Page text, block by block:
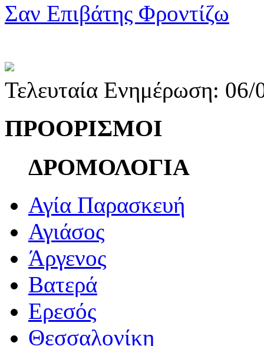
Σαν Επιβάτης Φροντίζω
Τελευταία Ενημέρωση:
ΠΡΟΟΡΙΣΜΟΙ
ΔΡΟΜΟΛΟΓΙΑ
Αγία Παρασκευή
Αγιάσος
Άργενος
Βατερά
Ερεσός
Θεσσαλονίκη